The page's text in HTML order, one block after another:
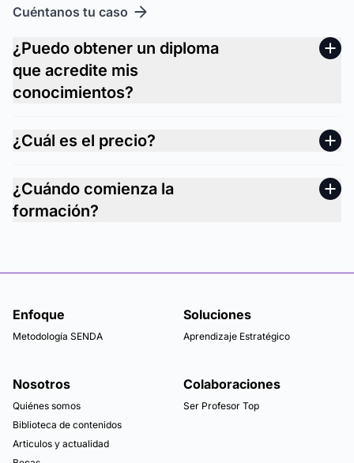
Cuéntanos tu caso
¿Puedo obtener un diploma
que acredite mis
conocimientos?
¿Cuál es el precio?
¿Cuándo comienza la
formación?
Enfoque
Metodología SENDA
Soluciones
Aprendizaje Estratégico
Nosotros
Quiénes somos
Biblioteca de contenidos
Articulos y actualidad
Colaboraciones
Ser Profesor Top